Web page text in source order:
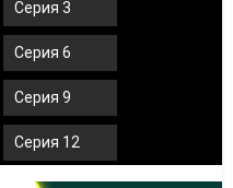
Серия 3
Серия 6
Серия 9
Серия 12